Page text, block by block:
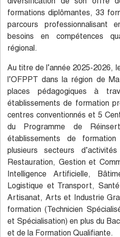
formations diplômantes, 33
parcours professionnalisant
besoins en compétences
régional.
Au titre de l’année 2025-2026,
l’OFPPT dans la région de
places pédagogiques à
établissements de formation
centres conventionnés et 5
du Programme de
établissements de formation
plusieurs secteurs
Restauration, Gestion et
Intelligence Artificielle,
Logistique et Transport,
Artisanat, Arts et Industrie
formation (Technicien
et Spécialisation) en plus du
et de la Formation Qualifiante.